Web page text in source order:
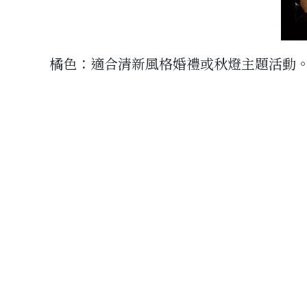
橘色：適合清新風格婚禮或秋燈主題活動